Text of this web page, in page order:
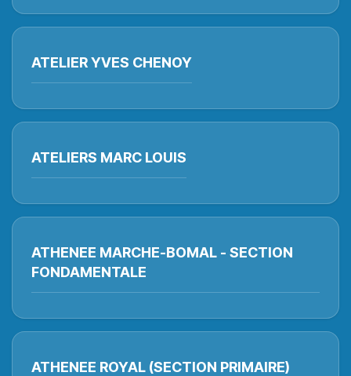
ATELIER YVES CHENOY
ATELIERS MARC LOUIS
ATHENEE MARCHE-BOMAL - SECTION
FONDAMENTALE
ATHENEE ROYAL (SECTION PRIMAIRE)